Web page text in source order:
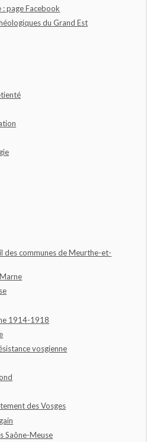
page Facebook
du Grand Est
des communes de Meurthe-et-
1914-1918
vosgienne
des Vosges
Saône-Meuse